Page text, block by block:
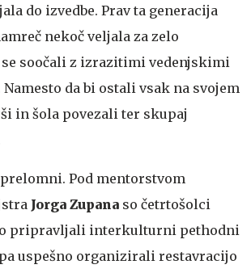
do izvedbe. Prav ta generacija
nekoč veljala za zelo
se soočali z izrazitimi vedenjskimi
da bi ostali vsak na svojem
in šola povezali ter skupaj
Pod mentorstvom
Jorga Zupana so četrtošolci
pripravljali interkulturni pethodni
uspešno organizirali restavracijo